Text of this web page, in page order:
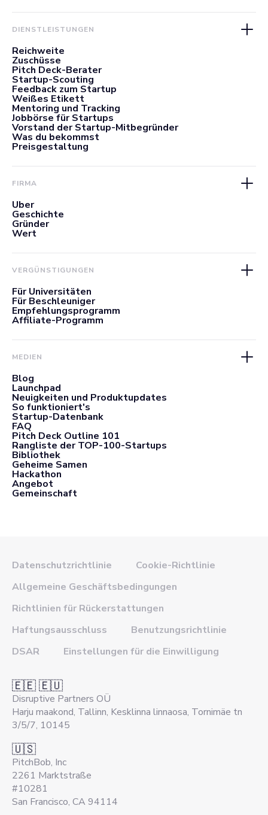
DIENSTLEISTUNGEN
Reichweite
Zuschüsse
Pitch Deck-Berater
Startup-Scouting
Feedback zum Startup
Weißes Etikett
Mentoring und Tracking
Jobbörse für Startups
Vorstand der Startup-Mitbegründer
Was du bekommst
Preisgestaltung
FIRMA
Über
Geschichte
Gründer
Wert
VERGÜNSTIGUNGEN
Für Universitäten
Für Beschleuniger
Empfehlungsprogramm
Affiliate-Programm
MEDIEN
Blog
Launchpad
Neuigkeiten und Produktupdates
So funktioniert's
Startup-Datenbank
FAQ
Pitch Deck Outline 101
Rangliste der TOP-100-Startups
Bibliothek
Geheime Samen
Hackathon
Angebot
Gemeinschaft
Datenschutzrichtlinie
Cookie-Richtlinie
Allgemeine Geschäftsbedingungen
Richtlinien für Rückerstattungen
Haftungsausschluss
Benutzungsrichtlinie
DSAR
Einstellungen für die Einwilligung
🇪🇪 🇪🇺
Disruptive Partners OÜ
Harju maakond, Tallinn, Kesklinna linnaosa, Tornimäe tn
3/5/7, 10145
🇺🇸
PitchBob, Inc
2261 Marktstraße
#10281
San Francisco, CA 94114